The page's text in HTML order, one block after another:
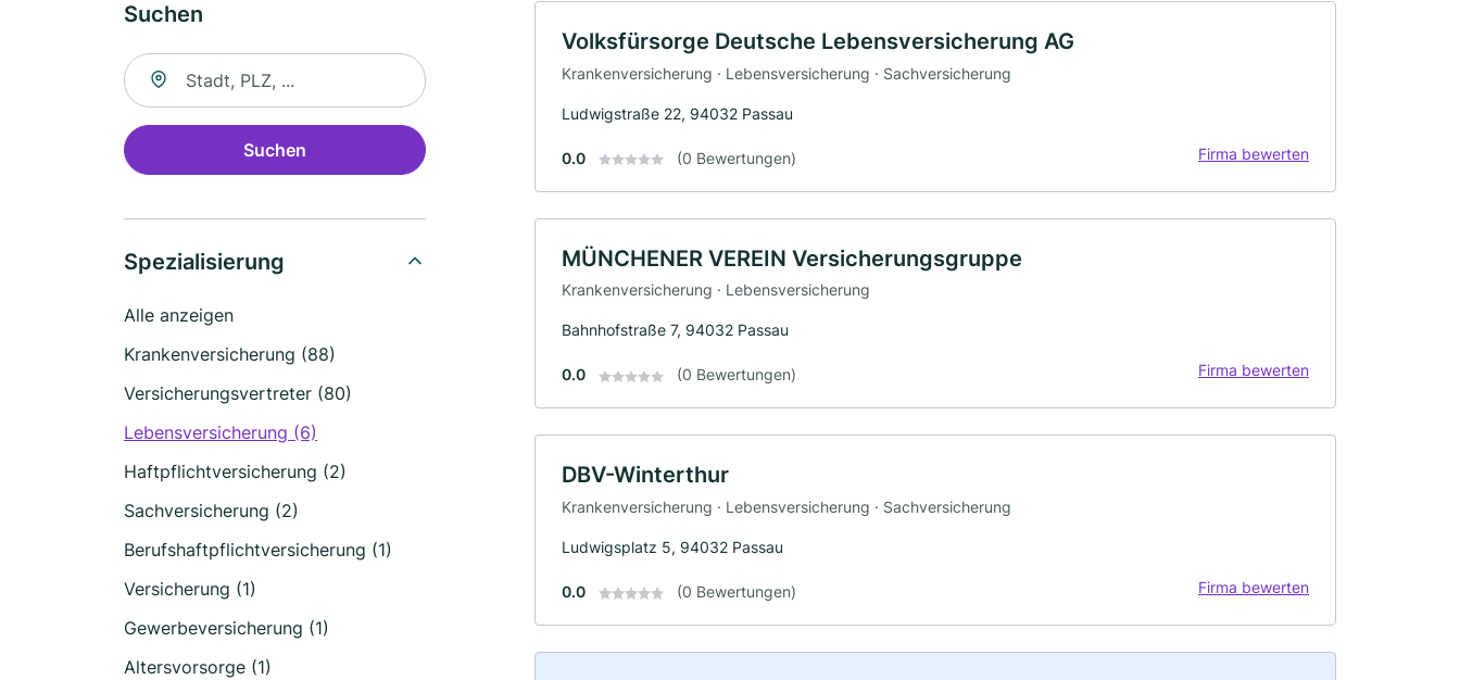
Suchen
Suche nach Ort
Suchen
Spezialisierung
Alle anzeigen
Krankenversicherung (88)
Versicherungsvertreter (80)
Lebensversicherung (6)
Haftpflichtversicherung (2)
Sachversicherung (2)
Berufshaftpflichtversicherung (1)
Versicherung (1)
Gewerbeversicherung (1)
Altersvorsorge (1)
Volksfürsorge Deutsche Lebensversicherung AG
Krankenversicherung · Lebensversicherung · Sachversicherung
Ludwigstraße 22, 94032 Passau
0.0 (0 Bewertungen) Firma bewerten
MÜNCHENER VEREIN Versicherungsgruppe
Krankenversicherung · Lebensversicherung
Bahnhofstraße 7, 94032 Passau
0.0 (0 Bewertungen) Firma bewerten
DBV-Winterthur
Krankenversicherung · Lebensversicherung · Sachversicherung
Ludwigsplatz 5, 94032 Passau
0.0 (0 Bewertungen) Firma bewerten